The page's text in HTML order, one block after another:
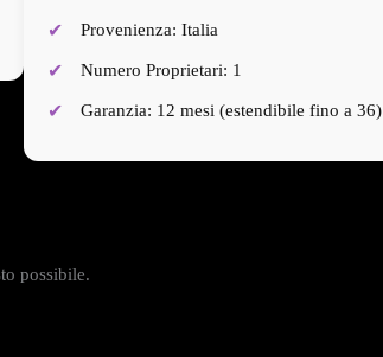
Provenienza: Italia
Numero Proprietari: 1
Garanzia: 12 mesi (estendibile fino a 36)
possibile.